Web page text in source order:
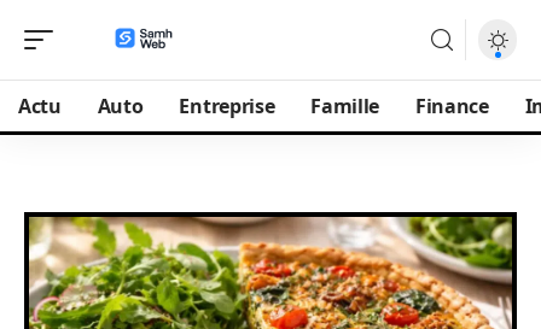
Actu Auto Entreprise Famille Finance